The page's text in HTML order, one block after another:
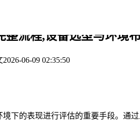
整流程,设备选型与环境
2026-06-09 02:35:50
下的表现进行评估的重要手段。通